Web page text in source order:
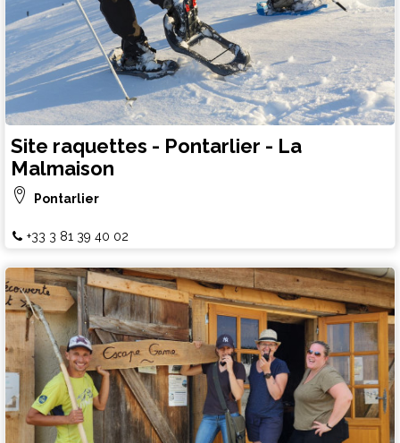
Site raquettes - Pontarlier - La
Malmaison
Pontarlier
+33 3 81 39 40 02